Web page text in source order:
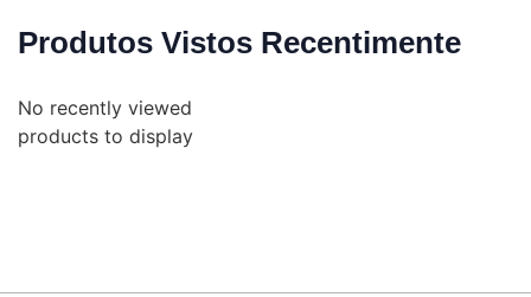
Produtos Vistos Recentimente
No recently viewed
products to display